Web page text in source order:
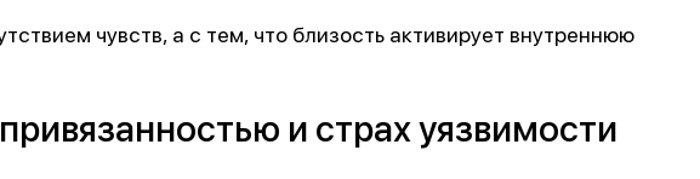
всех, кто принимал участие в нашем развитии!
чувств, а с тем, что близость активирует внутреннюю
и страх уязвимости